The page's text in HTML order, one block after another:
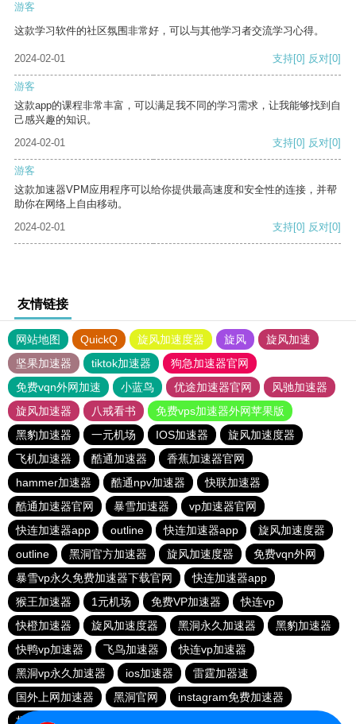
游客
这款学习软件的社区氛围非常好，可以与其他学习者交流学习心得。
2024-02-01 支持[0] 反对[0]
游客
这款app的课程非常丰富，可以满足我不同的学习需求，让我能够找到自
己感兴趣的知识。
2024-02-01
支持[0] 反对[0]
游客
这款加速器VPM应用程序可以给你提供最高速度和安全性的连接，并帮
助你在网络上自由移动。
2024-02-01
支持[0] 反对[0]
友情链接
网站地图 QuickQ 旋风加速度器 旋风
旋风加速
坚果加速器
tiktok加速器
狗急加速器官网
免费vqn外网加速
小蓝鸟 优途加速器官网
风驰加速器
旋风加速器
八戒看书
免费vps加速器外网苹果版
黑豹加速器
一元机场 IOS加速器
旋风加速度器
飞机加速器
酷通加速器
香蕉加速器官网
hammer加速器
酷通npv加速器
快联加速器
酷通加速器官网
暴雪加速器
vp加速器官网
快连加速器app
outline 快连加速器app
旋风加速度器
outline
黑洞官方加速器 旋风加速度器
免费vqn外网
暴雪vp永久免费加速器下载官网
快连加速器app
猴王加速器
1元机场 免费VP加速器
快连vp
快橙加速器
旋风加速度器 黑洞永久加速器
黑豹加速器
快鸭vp加速器
飞鸟加速器
快连vp加速器
黑洞vp永久加速器
ios加速器
雷霆加器速
国外上网加速器
黑洞官网
instagram免费加速器
极光vqn官网